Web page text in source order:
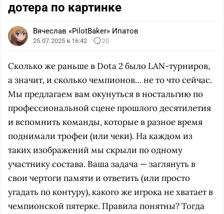
дотера по картинке
Вячеслав «PilotBaker» Ипатов
25.07.2025 в 16:42 20
Сколько же раньше в Dota 2 было LAN-турниров,
а значит, и сколько чемпионов… не то что сейчас.
Мы предлагаем вам окунуться в ностальгию по
профессиональной сцене прошлого десятилетия
и вспомнить команды, которые в разное время
поднимали трофеи (или чеки). На каждом из
таких изображений мы скрыли по одному
участнику состава. Ваша задача — заглянуть в
свои чертоги памяти и ответить (или просто
угадать по контуру), какого же игрока не хватает в
чемпионской пятерке. Правила понятны? Тогда